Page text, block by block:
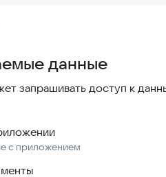
2101, 2104, 2106, 2107,
Среди них самые
боевая классика, RDS и JDM
с прорисованными
непосредственного
данные
запрашивать доступ к
с приложением